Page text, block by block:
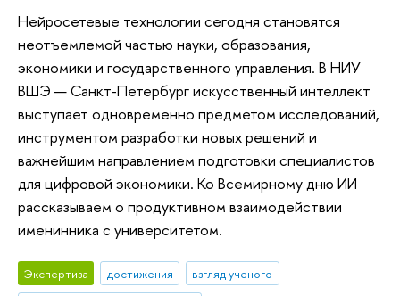
Нейросетевые технологии сегодня становятся
неотъемлемой частью науки, образования,
экономики и государственного управления. В НИУ
ВШЭ — Санкт-Петербург искусственный интеллект
выступает одновременно предметом исследований,
инструментом разработки новых решений и
важнейшим направлением подготовки специалистов
для цифровой экономики. Ко Всемирному дню ИИ
рассказываем о продуктивном взаимодействии
именинника с университетом.
Экспертиза достижения
взгляд ученого